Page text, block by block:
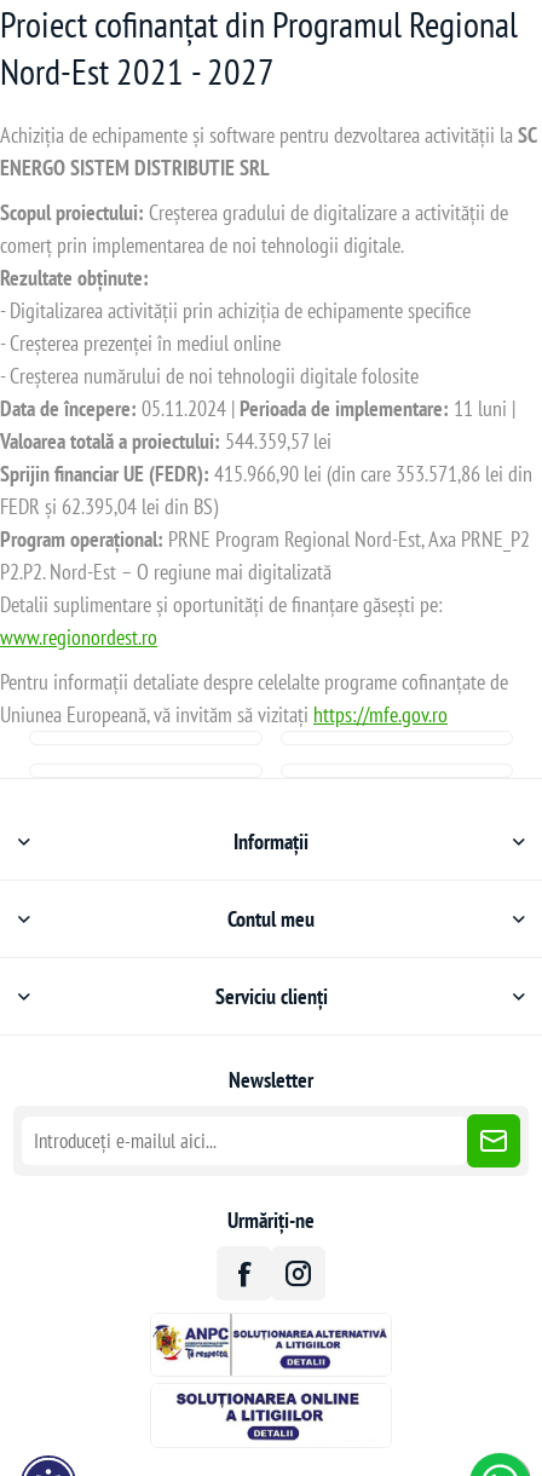
Proiect cofinanțat din Programul Regional
Nord-Est 2021 - 2027
Achiziția de echipamente și software pentru dezvoltarea activității laSC
ENERGO SISTEM DISTRIBUTIE SRL
Scopul proiectului: Creșterea gradului de digitalizare a activității de
comerț prin implementarea de noi tehnologii digitale.
Rezultate obținute:
- Digitalizarea activității prin achiziția de echipamente specifice
- Creșterea prezenței în mediul online
- Creșterea numărului de noi tehnologii digitale folosite
Data de începere: 05.11.2024 | Perioada de implementare: 11 luni |
Valoarea totală a proiectului: 544.359,57 lei
Sprijin financiar UE (FEDR): 415.966,90 lei (din care 353.571,86 lei din
FEDR și 62.395,04 lei din BS)
Program operațional: PRNE Program Regional Nord-Est, Axa PRNE_P2
P2.P2. Nord-Est – O regiune mai digitalizată
Detalii suplimentare și oportunități de finanțare găsești pe:
www.regionordest.ro
Pentru informații detaliate despre celelalte programe cofinanțate de
Uniunea Europeană, vă invităm să vizitați https://mfe.gov.ro
Informații
Contul meu
Serviciu clienți
Newsletter
Urmăriți-ne